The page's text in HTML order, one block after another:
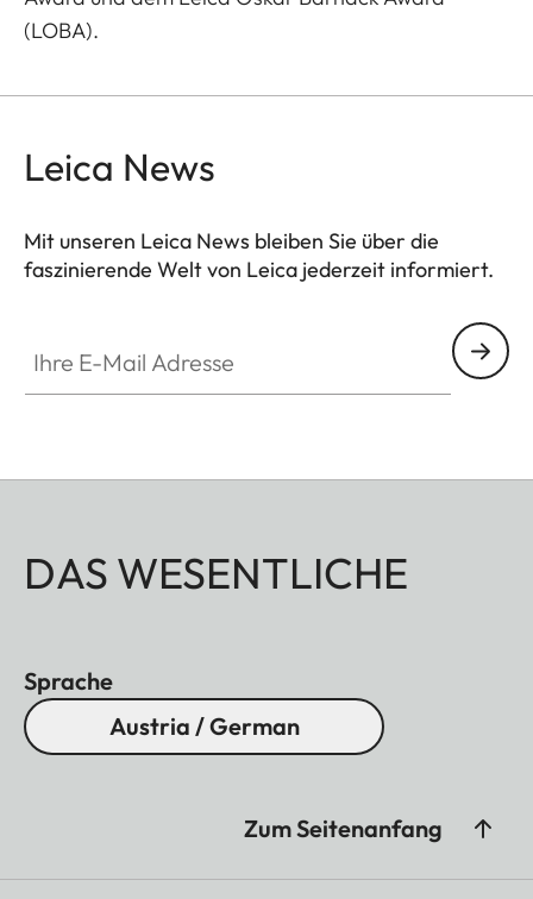
(LOBA).
Leica News
Mit unseren Leica News bleiben Sie über die
faszinierende Welt von Leica jederzeit informiert.
DAS WESENTLICHE
Sprache
Austria / German
Zum Seitenanfang